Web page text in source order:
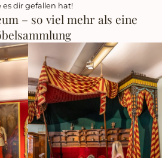
dir gefallen hat!
– so viel mehr als eine